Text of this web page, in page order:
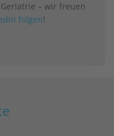
– wir freuen
folgen!